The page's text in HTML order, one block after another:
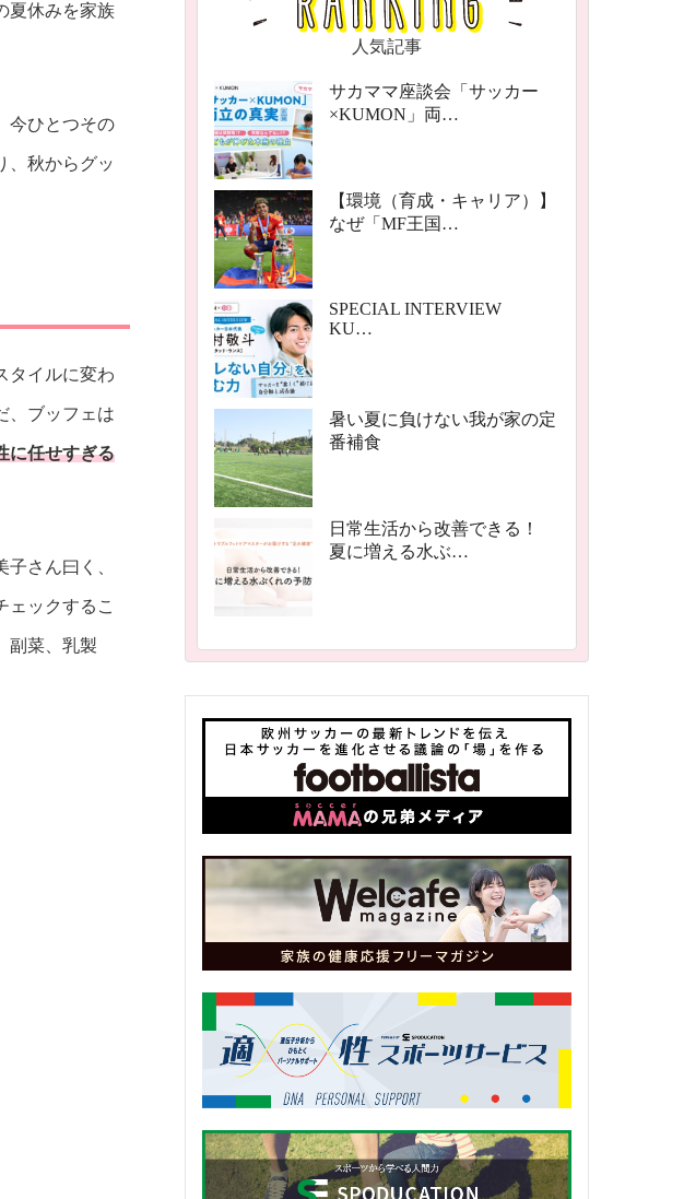
夏休みを家族
今ひとつその
、秋からグッ
タイルに変わ
、ブッフェは
に任せすぎる
さん曰く、
ェックするこ
副菜、乳製
人気記事
サカママ座談会「サッカー
×KUMON」両…
【環境（育成・キャリア）】
なぜ「MF王国…
SPECIAL INTERVIEW
KU…
暑い夏に負けない我が家の定
番補食
日常生活から改善できる！
夏に増える水ぶ…